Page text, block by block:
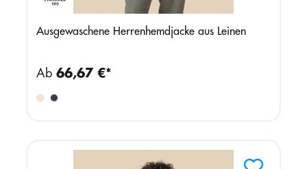
Ausgewaschene Herrenhemdjacke aus Leinen
Ab 66,67 €*